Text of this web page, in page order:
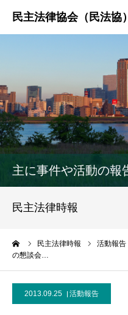
主に事件や活動の報
民主法律時報
民主法律時報 活動報告
の懇談会…
2013.09.25 活動報告
民法協とは
民主法律時報
決議・声明・意見書